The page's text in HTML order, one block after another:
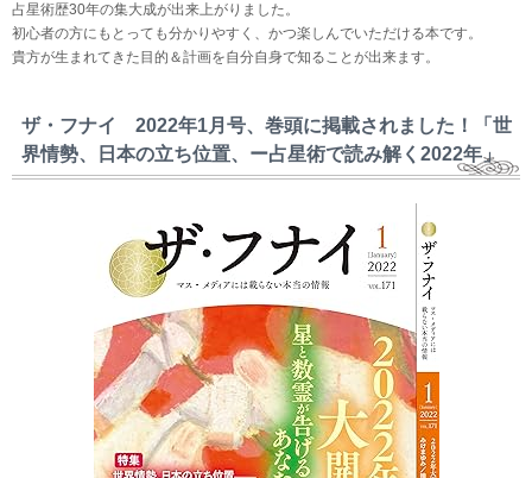
占星術歴30年の集大成が出来上がりました。
初心者の方にもとっても分かりやすく、かつ楽しんでいただける本です。
貴方が生まれてきた目的＆計画を自分自身で知ることが出来ます。
ザ・フナイ 2022年1月号、巻頭に掲載されました！「世
界情勢、日本の立ち位置、ー占星術で読み解く2022年」